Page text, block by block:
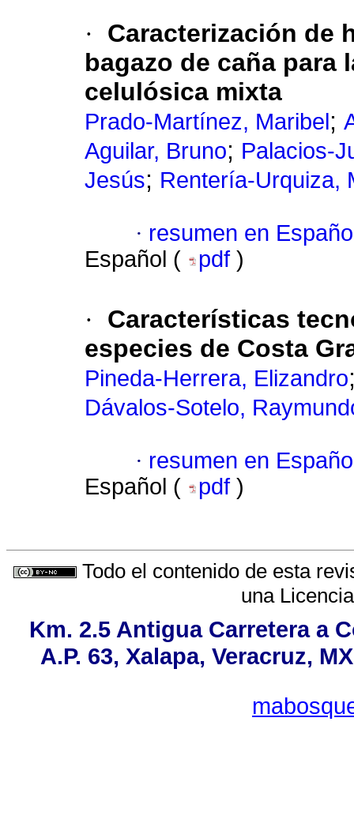
·
Caracterización de
bagazo de caña para
celulósica mixta
Prado-Martínez, Maribel ;
Aguilar, Bruno; Palacios-
Jesús; Rentería-Urquiza,
· resumen en
Español (
pdf )
·
Características
especies de Costa
Pineda-Herrera, Elizandro
Dávalos-Sotelo,
· resumen en
Español (
pdf )
Todo el contenido de esta
una
Km. 2.5 Antigua Carretera a
A.P. 63, Xalapa, Veracruz,